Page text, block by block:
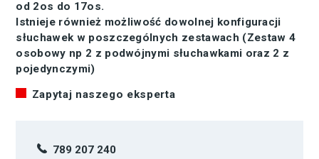
od 2os do 17os.
Istnieje również możliwość dowolnej konfiguracji
słuchawek w poszczególnych zestawach (Zestaw 4
osobowy np 2 z podwójnymi słuchawkami oraz 2 z
pojedynczymi)
Zapytaj naszego eksperta
789 207 240